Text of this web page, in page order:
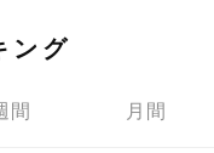
ング
間 月間